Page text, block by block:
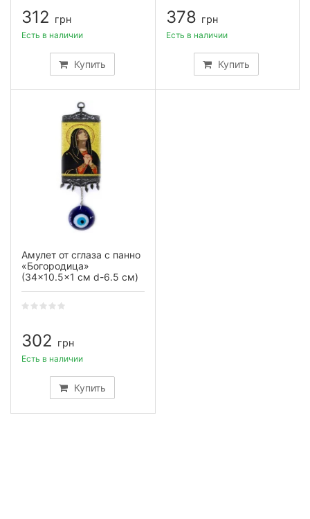
312 грн
Купить
Есть в наличии
378 грн
Купить
Есть в наличии
Амулет от сглаза с панно
«Богородица»
(34×10.5×1 см d-6.5 см)
302 грн
Купить
Есть в наличии